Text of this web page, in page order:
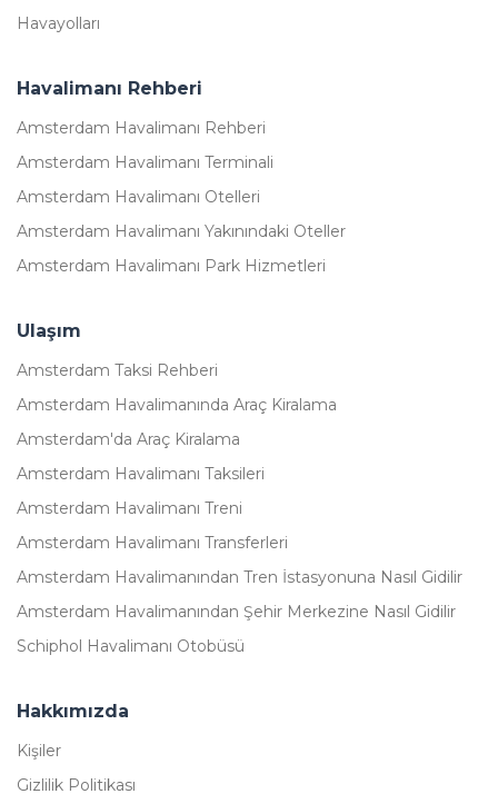
Havayolları
Havalimanı Rehberi
Amsterdam Havalimanı Rehberi
Amsterdam Havalimanı Terminali
Amsterdam Havalimanı Otelleri
Amsterdam Havalimanı Yakınındaki Oteller
Amsterdam Havalimanı Park Hizmetleri
Ulaşım
Amsterdam Taksi Rehberi
Amsterdam Havalimanında Araç Kiralama
Amsterdam'da Araç Kiralama
Amsterdam Havalimanı Taksileri
Amsterdam Havalimanı Treni
Amsterdam Havalimanı Transferleri
Amsterdam Havalimanından Tren İstasyonuna Nasıl Gidilir
Amsterdam Havalimanından Şehir Merkezine Nasıl Gidilir
Schiphol Havalimanı Otobüsü
Hakkımızda
Kişiler
Gizlilik Politikası